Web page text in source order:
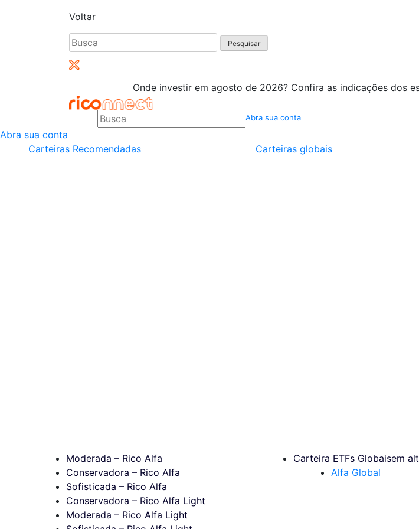
Voltar
Pesquisar
por:
Onde investir em agosto de 2026? Confira as indicações dos
Abra sua conta
Abra sua conta
Carteiras Recomendadas
Moderada – Rico Alfa
Conservadora – Rico Alfa
Sofisticada – Rico Alfa
Conservadora – Rico Alfa Light
Moderada – Rico Alfa Light
Carteiras globais
Carteira ETFs Globaisem
Alfa Global